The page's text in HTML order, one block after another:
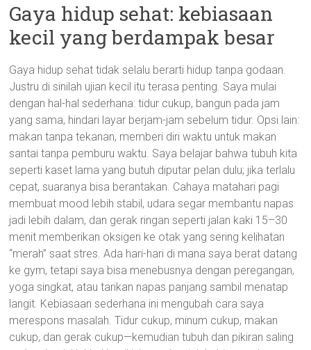
Gaya hidup sehat: kebiasaan
kecil yang berdampak besar
Gaya hidup sehat tidak selalu berarti hidup tanpa godaan.
Justru di sinilah ujian kecil itu terasa penting. Saya mulai
dengan hal-hal sederhana: tidur cukup, bangun pada jam
yang sama, hindari layar berjam-jam sebelum tidur. Opsi lain:
makan tanpa tekanan, memberi diri waktu untuk makan
santai tanpa pemburu waktu. Saya belajar bahwa tubuh kita
seperti kaset lama yang butuh diputar pelan dulu; jika terlalu
cepat, suaranya bisa berantakan. Cahaya matahari pagi
membuat mood lebih stabil, udara segar membantu napas
jadi lebih dalam, dan gerak ringan seperti jalan kaki 15–30
menit memberikan oksigen ke otak yang sering kelihatan
“merah” saat stres. Ada hari-hari di mana saya berat datang
ke gym, tetapi saya bisa menebusnya dengan peregangan,
yoga singkat, atau tarikan napas panjang sambil menatap
langit. Kebiasaan sederhana ini mengubah cara saya
merespons masalah. Tidur cukup, minum cukup, makan
cukup, dan gerak cukup—kemudian tubuh dan pikiran saling